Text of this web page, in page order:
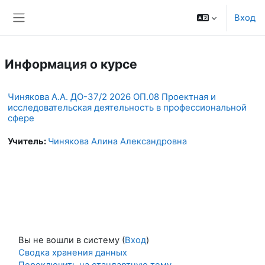
Вход
Информация о курсе
Чинякова А.А. ДО-37/2 2026 ОП.08 Проектная и
исследовательская деятельность в профессиональной
сфере
Учитель: Чинякова Алина Александровна
Вы не вошли в систему (Вход)
Сводка хранения данных